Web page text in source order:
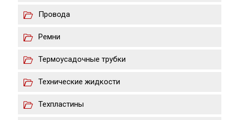
Провода
Ремни
Термоусадочные трубки
Технические жидкости
Техпластины